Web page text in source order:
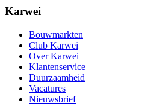
Karwei
Bouwmarkten
Club Karwei
Over Karwei
Klantenservice
Duurzaamheid
Vacatures
Nieuwsbrief